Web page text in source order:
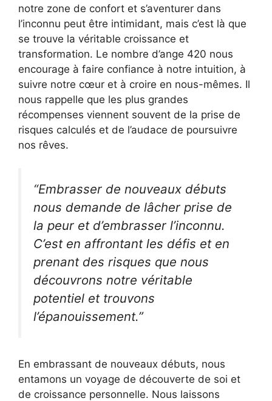
notre zone de confort et s’aventurer dans
l’inconnu peut être intimidant, mais c’est là que
se trouve la véritable croissance et
transformation. Le nombre d’ange 420 nous
encourage à faire confiance à notre intuition, à
suivre notre cœur et à croire en nous-mêmes. Il
nous rappelle que les plus grandes
récompenses viennent souvent de la prise de
risques calculés et de l’audace de poursuivre
nos rêves.
“Embrasser de nouveaux débuts
nous demande de lâcher prise de
la peur et d’embrasser l’inconnu.
C’est en affrontant les défis et en
prenant des risques que nous
découvrons notre véritable
potentiel et trouvons
l’épanouissement.”
En embrassant de nouveaux débuts, nous
entamons un voyage de découverte de soi et
de croissance personnelle. Nous laissons